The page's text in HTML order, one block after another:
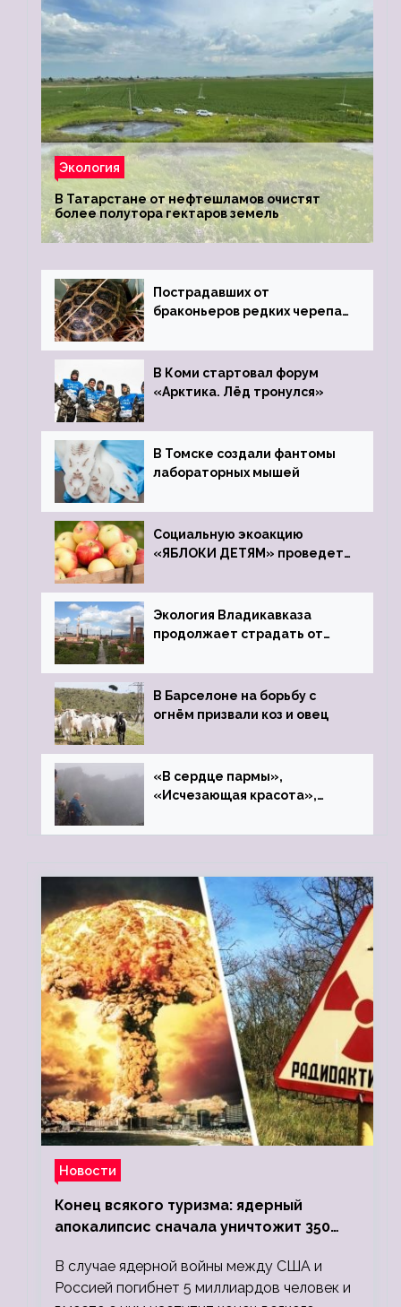
Экология
В Татарстане от нефтешламов очистят
более полутора гектаров земель
Пострадавших от
браконьеров редких черепах
зоопарк
В Коми стартовал форум
«Арктика. Лёд тронулся»
В Томске создали фантомы
лабораторных мышей
Социальную экоакцию
«ЯБЛОКИ ДЕТЯМ» проведет
Экология Владикавказа
продолжает страдать от
В Барселоне на борьбу с
огнём призвали коз и овец
«В сердце пармы»,
«Исчезающая красота»,
Новости
Конец всякого туризма: ядерный
апокалипсис сначала уничтожит 350
людей
В случае ядерной войны между США и
Россией погибнет 5 миллиардов человек и